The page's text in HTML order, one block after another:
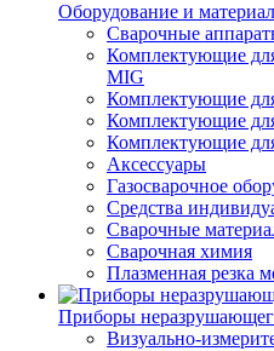
Оборудование и
Сварочные
Комплектующие
MIG
Комплектующие
Комплектующие
Комплектующие
Аксессуары
Газосварочное
Средства
Сварочные
Сварочная химия
Плазменная резка
Приборы
Визуально-